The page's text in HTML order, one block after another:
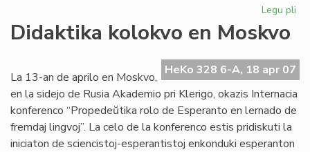
Legu pli
de
Didaktika kolokvo en Moskvo
HeKo 328 6-A, 18 apr 07
La 13-an de aprilo en Moskvo,
en la sidejo de Rusia Akademio pri Klerigo, okazis Internacia
konferenco “Propedeŭtika rolo de Esperanto en lernado de
fremdaj lingvoj”. La celo de la konferenco estis pridiskuti la
iniciaton de sciencistoj-esperantistoj enkonduki esperanton